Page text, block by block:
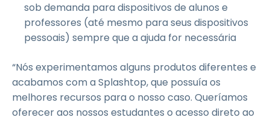
sob demanda para dispositivos de alunos e
professores (até mesmo para seus dispositivos
pessoais) sempre que a ajuda for necessária
“Nós experimentamos alguns produtos diferentes e
acabamos com a Splashtop, que possuía os
melhores recursos para o nosso caso. Queríamos
oferecer aos nossos estudantes o acesso direto ao